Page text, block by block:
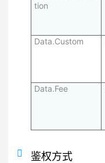
tion
Data.Custom
Data.Fee
鉴权方式